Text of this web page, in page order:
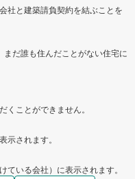
社と建築請負契約を結ぶことを
だ誰も住んだことがない住宅に
ことができません。
示されます。
いる会社）に表示されます。